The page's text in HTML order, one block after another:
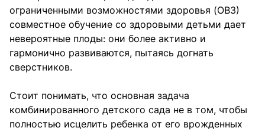
ограниченными возможностями здоровья (ОВЗ)
совместное обучение со здоровыми детьми дает
невероятные плоды: они более активно и
гармонично развиваются, пытаясь догнать
сверстников.
Стоит понимать, что основная задача
комбинированного детского сада не в том, чтобы
полностью исцелить ребенка от его врожденных